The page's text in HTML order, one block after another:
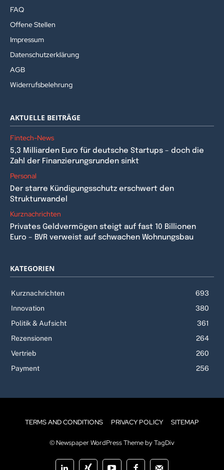
FAQ
Offene Stellen
Impressum
Datenschutzerklärung
AGB
Widerrufsbelehrung
AKTUELLE BEITRÄGE
Fintech-News
5,3 Milliarden Euro für deutsche Startups – doch die
Zahl der Finanzierungsrunden sinkt
Personal
Der starre Kündigungsschutz erschwert den
Strukturwandel
Kurznachrichten
Privates Geldvermögen steigt auf fast 10 Billionen
Euro – BVR verweist auf schwachen Wohnungsbau
KATEGORIEN
Kurznachrichten
693
Innovation
380
Politik & Aufsicht
361
Rezensionen
264
Vertrieb
260
Payment
256
TERMS AND CONDITIONS PRIVACY POLICY SITEMAP
© Newspaper WordPress Theme by TagDiv